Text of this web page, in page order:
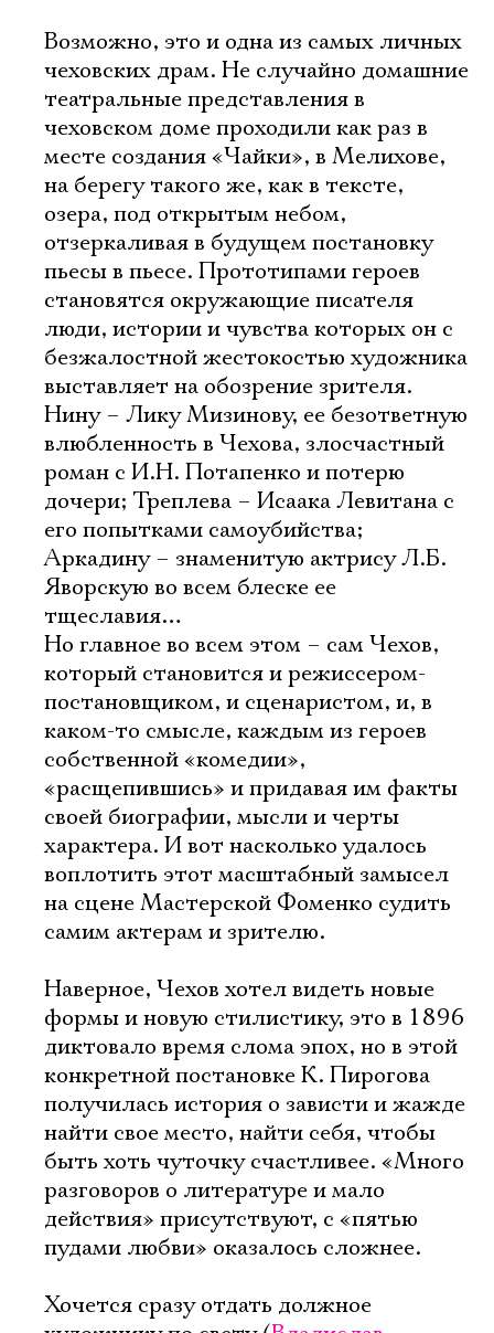
Возможно, это и одна из самых личных
чеховских драм. Не случайно домашние
театральные представления в
чеховском доме проходили как раз в
месте создания «Чайки», в Мелихове,
на берегу такого же, как в тексте,
озера, под открытым небом,
отзеркаливая в будущем постановку
пьесы в пьесе. Прототипами героев
становятся окружающие писателя
люди, истории и чувства которых он с
безжалостной жестокостью художника
выставляет на обозрение зрителя.
Нину – Лику Мизинову, ее безответную
влюбленность в Чехова, злосчастный
роман с И.Н. Потапенко и потерю
дочери; Треплева – Исаака Левитана с
его попытками самоубийства;
Аркадину – знаменитую актрису Л.Б.
Яворскую во всем блеске ее
тщеславия…
Но главное во всем этом – сам Чехов,
который становится и режиссером-
постановщиком, и сценаристом, и, в
каком-то смысле, каждым из героев
собственной «комедии»,
«расщепившись» и придавая им факты
своей биографии, мысли и черты
характера. И вот насколько удалось
воплотить этот масштабный замысел
на сцене Мастерской Фоменко судить
самим актерам и зрителю.
Наверное, Чехов хотел видеть новые
формы и новую стилистику, это в 1896
диктовало время слома эпох, но в этой
конкретной постановке К. Пирогова
получилась история о зависти и жажде
найти свое место, найти себя, чтобы
быть хоть чуточку счастливее. «Много
разговоров о литературе и мало
действия» присутствуют, с «пятью
пудами любви» оказалось сложнее.
Хочется сразу отдать должное
Электропочта